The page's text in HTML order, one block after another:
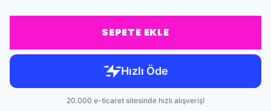
SEPETE EKLE